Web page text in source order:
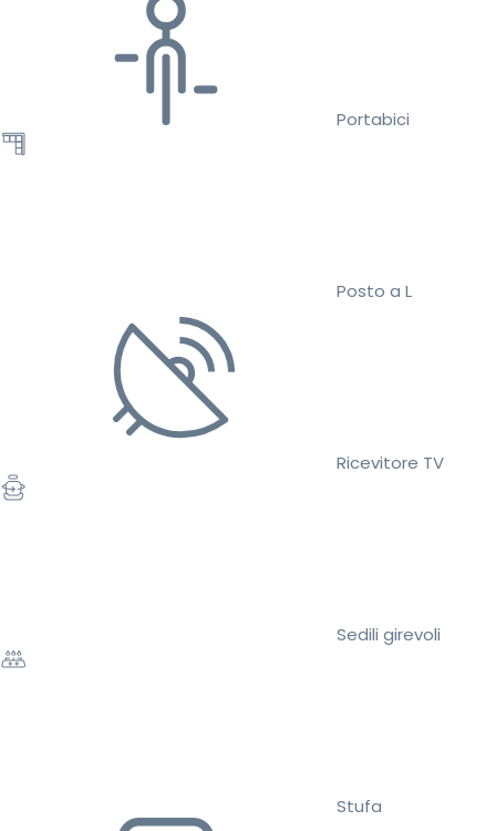
Portabici
Posto a L
Ricevitore TV
Sedili girevoli
Stufa